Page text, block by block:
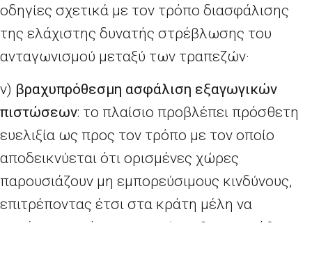
οδηγίες σχετικά με τον τρόπο διασφάλισης
της ελάχιστης δυνατής στρέβλωσης του
ανταγωνισμού μεταξύ των τραπεζών·
v) βραχυπρόθεσμη ασφάλιση εξαγωγικών
πιστώσεων: το πλαίσιο προβλέπει πρόσθετη
ευελιξία ως προς τον τρόπο με τον οποίο
αποδεικνύεται ότι ορισμένες χώρες
παρουσιάζουν μη εμπορεύσιμους κινδύνους,
επιτρέποντας έτσι στα κράτη μέλη να
παρέχουν, εφόσον απαιτείται, βραχυπρόθεσμη